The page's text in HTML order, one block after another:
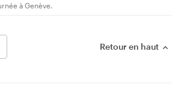
à Genève.
Retour en haut